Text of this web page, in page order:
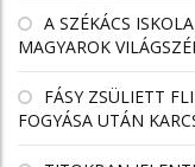
A SZÉKÁCS
MAGYAROK
FÁSY ZSÜLIETT
FOGYÁSA UTÁN